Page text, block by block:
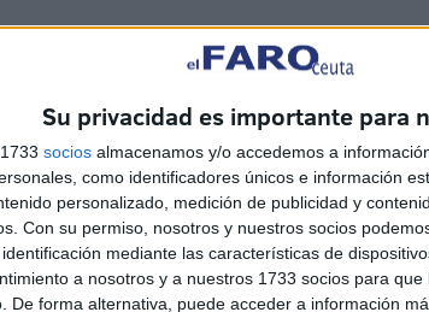
Su privacidad es importante para
socios almacenamos y/o accedemos a
como identificadores únicos e información
personalizado, medición de publicidad y
Con su permiso, nosotros y nuestros socios
mediante las características de
a nosotros y a nuestros 1733 socios para
De forma alternativa, puede acceder a información
que explicamos de qué situación partimos.
Y el apartado principal, lógicamente,
que queremos de cara al futuro”.
en los preparativos delCongresoque se